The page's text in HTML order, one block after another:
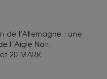
de l'Allemagne : une
l’Aigle Noir.
20 MARK.